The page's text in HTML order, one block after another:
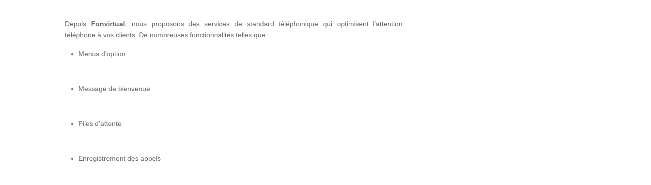
Depuis Fonvirtual , nous proposons des services de standard téléphoniquequi optimisent l’attention
téléphone à vos clients. De nombreuses fonctionnalités telles que :
Menus d’option
Message de bienvenue
Files d’attente
Enregistrement des appels